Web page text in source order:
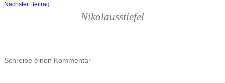
Nächster Beitrag
Nikolausstiefel
Schreibe einen Kommentar